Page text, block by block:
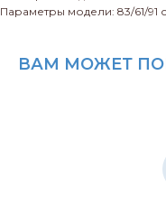
Параметры модели: 83/61/91
ВАМ МОЖЕТ